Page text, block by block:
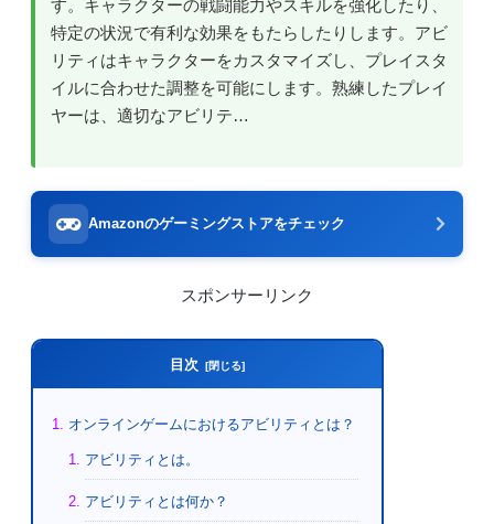
す。キャラクターの戦闘能力やスキルを強化したり、
特定の状況で有利な効果をもたらしたりします。アビ
リティはキャラクターをカスタマイズし、プレイスタ
イルに合わせた調整を可能にします。熟練したプレイ
ヤーは、適切なアビリテ…
Amazonのゲーミングストアをチェック
スポンサーリンク
目次
オンラインゲームにおけるアビリティとは？
アビリティとは。
アビリティとは何か？